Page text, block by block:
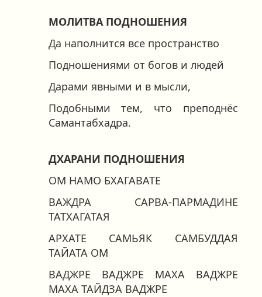
МОЛИТВА ПОДНОШЕНИЯ
Да наполнится все пространство
Подношениями от богов и людей
Дарами явными и в мысли,
Подобными тем, что преподнёс
Самантабхадра.
ДХАРАНИ ПОДНОШЕНИЯ
ОМ НАМО БХАГАВАТЕ
ВАЖДРА САРВА-ПАРМАДИНЕ
ТАТХАГАТАЯ
АРХАТЕ САМЬЯК САМБУДДАЯ
ТАЙАТА ОМ
ВАДЖРЕ ВАДЖРЕ МАХА ВАДЖРЕ
МАХА ТАЙДЗА ВАДЖРЕ